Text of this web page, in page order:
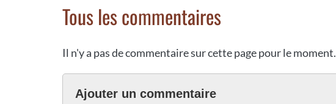
Tous les commentaires
Il n'y a pas de commentaire sur cette page pour le moment.
Ajouter un commentaire